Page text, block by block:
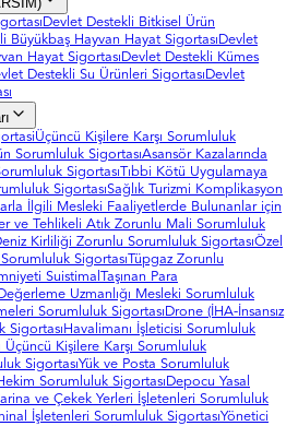
Devlet Destekli Bitkisel Ürün
Büyükbaş Hayvan Hayat Sigortası Devlet
Hayat Sigortası Devlet Destekli Kümes
Destekli Su Ürünleri Sigortası Devlet
Üçüncü Kişilere Karşı Sorumluluk
Sorumluluk SigortasıAsansör Kazalarında
Sigortası Tıbbi Kötü Uygulamaya
SigortasıSağlık Turizmi Komplikasyon
İlgili Mesleki Faaliyetlerde Bulunanlar için
ve Tehlikeli Atık Zorunlu Mali Sorumluluk
Kirliliği Zorunlu Sorumluluk SigortasıÖzel
Sigortası Tüpgaz Zorunlu
Suistimal
Taşınan Para
Uzmanlığı Mesleki Sorumluluk
Sorumluluk Sigortası Drone (İHA-İnsansız
Sigortası Havalimanı İşleticisi Sorumluluk
Üçüncü Kişilere Karşı Sorumluluk
SigortasıYük ve Posta Sorumluluk
Hekim Sorumluluk Sigortası Depocu Yasal
ve Çekek Yerleri İşletenleri Sorumluluk
İşletenleri Sorumluluk SigortasıYönetici